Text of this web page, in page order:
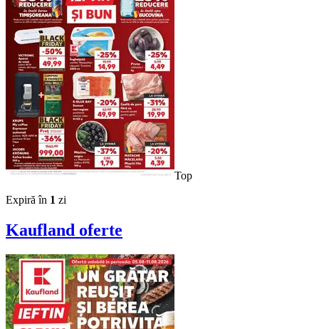
Top
Expiră în 1 zi
Kaufland oferte